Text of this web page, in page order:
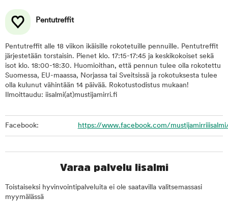
Pentutreffit
Pentutreffit alle 18 viikon ikäisille rokotetuille pennuille. Pentutreffit
järjestetään torstaisin. Pienet klo. 17:15-17:45 ja keskikokoiset sekä
isot klo. 18:00-18:30. Huomioithan, että pennun tulee olla rokotettu
Suomessa, EU-maassa, Norjassa tai Sveitsissä ja rokotuksesta tulee
olla kulunut vähintään 14 päivää. Rokotustodistus mukaan!
Ilmoittaudu: iisalmi(at)mustijamirri.fi
Facebook: https://www.facebook.com/
Varaa palvelu Iisalmi
Toistaiseksi hyvinvointipalveluita ei ole saatavilla valitsemassasi
myymälässä